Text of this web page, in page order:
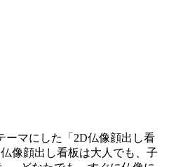
ーマにした「2D仏像顔出し看
像顔出し看板は大人でも、子